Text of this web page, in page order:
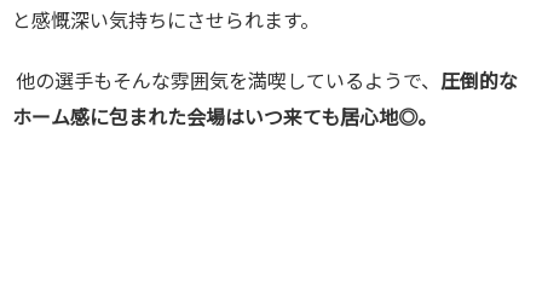
と感慨深い気持ちにさせられます。
他の選手もそんな雰囲気を満喫しているようで、 圧倒的な
ホーム感に包まれた会場はいつ来ても居心地◎。